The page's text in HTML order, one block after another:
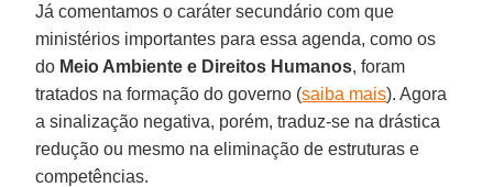
Já comentamos o caráter secundário com que
ministérios importantes para essa agenda, como os
do Meio Ambiente e Direitos Humanos, foram
tratados na formação do governo (saiba mais). Agora
a sinalização negativa, porém, traduz-se na drástica
redução ou mesmo na eliminação de estruturas e
competências.